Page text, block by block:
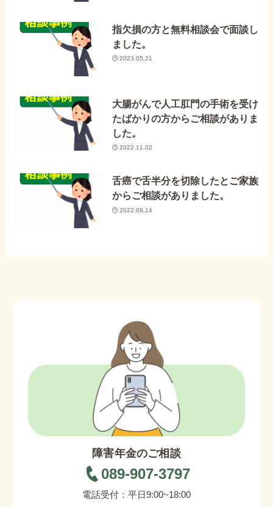
指欠損の方と無料相談会で面談し
ました。
2023.05.21
大腸がんで人工肛門の手術を受け
たばかりの方からご相談がありま
した。
2022.11.02
舌癌で舌半分を切除したとご家族
からご相談がありました。
2022.09.14
障害年金のご相談
089-907-3797
電話受付：平日9:00~18:00